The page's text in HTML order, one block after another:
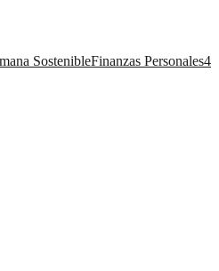
SostenibleFinanzas Personales4